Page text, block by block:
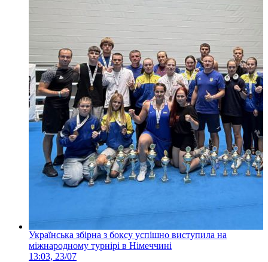
Українська збірна з боксу успішно виступила на
міжнародному турнірі в Німеччині
13:03, 23/07